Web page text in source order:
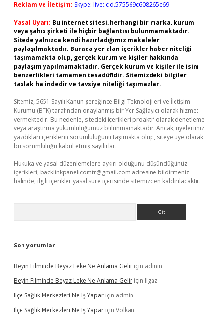
Reklam ve İletişim: Skype: live:.cid.575569c608265c69
Yasal Uyarı: Bu internet sitesi, herhangi bir marka, kurum
veya şahıs şirketi ile hiçbir bağlantısı bulunmamaktadır.
Sitede yalnızca kendi hazırladığımız makaleler
paylaşılmaktadır. Burada yer alan içerikler haber niteliği
taşımamakta olup, gerçek kurum ve kişiler hakkında
paylaşım yapılmamaktadır. Gerçek kurum ve kişiler ile isim
benzerlikleri tamamen tesadüfidir. Sitemizdeki bilgiler
taslak halindedir ve tavsiye niteliği taşımazlar.
Sitemiz, 5651 Sayılı Kanun gereğince Bilgi Teknolojileri ve İletişim
Kurumu (BTK) tarafından onaylanmış bir Yer Sağlayıcı olarak hizmet
vermektedir. Bu nedenle, sitedeki içerikleri proaktif olarak denetleme
veya araştırma yükümlülüğümüz bulunmamaktadır. Ancak, üyelerimiz
yazdıkları içeriklerin sorumluluğunu taşımakta olup, siteye üye olarak
bu sorumluluğu kabul etmiş sayılırlar.
Hukuka ve yasal düzenlemelere aykırı olduğunu düşündüğünüz
içerikleri, backlinkpanelicomtr@gmail.com adresine bildirmeniz
halinde, ilgili içerikler yasal süre içerisinde sitemizden kaldırılacaktır.
Son yorumlar
Beyin Filminde Beyaz Leke Ne Anlama Gelir için admin
Beyin Filminde Beyaz Leke Ne Anlama Gelir için Ilgaz
Ilçe Sağlık Merkezleri Ne Iş Yapar için admin
Ilçe Sağlık Merkezleri Ne Iş Yapar için Volkan